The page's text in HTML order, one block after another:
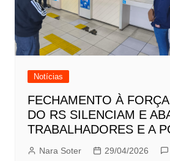
Notícias
FECHAMENTO À
DO RS SILENCIAM E
TRABALHADORES E A
Nara Soter 29/04/2026